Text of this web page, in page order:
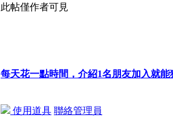
此帖僅作者可見
每天花一點時間，介紹1名朋友加入就
使用道具 聯絡管理員